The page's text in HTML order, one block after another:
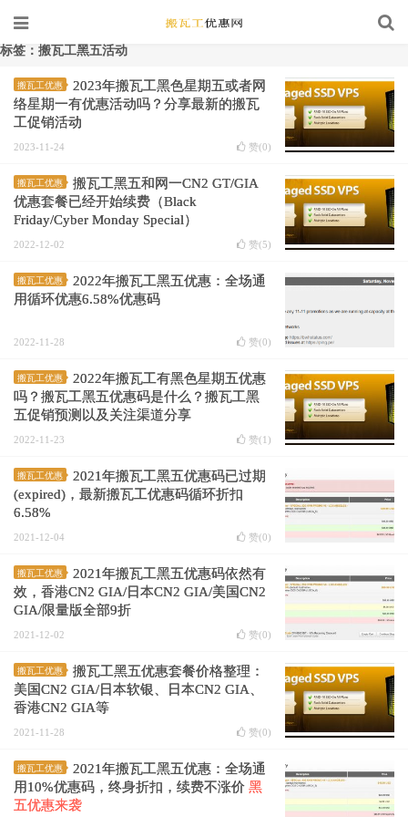
标签：搬瓦工黑五活动
搬瓦工优惠
2023年搬瓦工黑色星期五或者网
络星期一有优惠活动吗？分享最新的搬瓦
工促销活动
2023-11-24 赞(0)
搬瓦工优惠
搬瓦工黑五和网一CN2 GT/GIA
优惠套餐已经开始续费（Black
Friday/Cyber Monday Special）
2022-12-02 赞(5)
搬瓦工优惠
2022年搬瓦工黑五优惠：全场通
用循环优惠6.58%优惠码
2022-11-28 赞(0)
搬瓦工优惠
2022年搬瓦工有黑色星期五优惠
吗？搬瓦工黑五优惠码是什么？搬瓦工黑
五促销预测以及关注渠道分享
2022-11-23 赞(1 )
搬瓦工优惠
2021年搬瓦工黑五优惠码已过期
(expired)，最新搬瓦工优惠码循环折扣
6.58%
2021-12-04 赞(0)
搬瓦工优惠
2021年搬瓦工黑五优惠码依然有
效，香港CN2 GIA/日本CN2 GIA/美国CN2
GIA/限量版全部9折
2021-12-02 赞(0)
搬瓦工优惠
搬瓦工黑五优惠套餐价格整理：
美国CN2 GIA/日本软银、日本CN2 GIA、
香港CN2 GIA等
2021-11-28 赞(0)
搬瓦工优惠
2021年搬瓦工黑五优惠：全场通
用10%优惠码，终身折扣，续费不涨价 黑
五优惠来袭